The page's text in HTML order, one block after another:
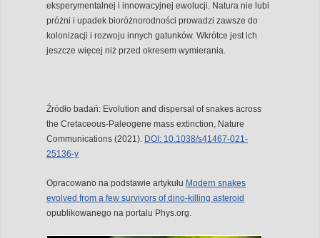
eksperymentalnej i innowacyjnej ewolucji. Natura nie lubi
próżni i upadek bioróżnorodności prowadzi zawsze do
kolonizacji i rozwoju innych gatunków. Wkrótce jest ich
jeszcze więcej niż przed okresem wymierania.
Źródło badań: Evolution and dispersal of snakes across
the Cretaceous-Paleogene mass extinction, Nature
Communications (2021). DOI: 10.1038/s41467-021-
25136-y
Opracowano na podstawie artykułu Modern snakes
evolved from a few survivors of dino-killing asteroid
opublikowanego na portalu Phys.org.